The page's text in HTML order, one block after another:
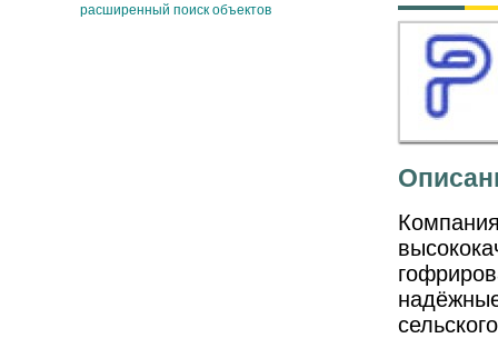
расширенный поиск объектов